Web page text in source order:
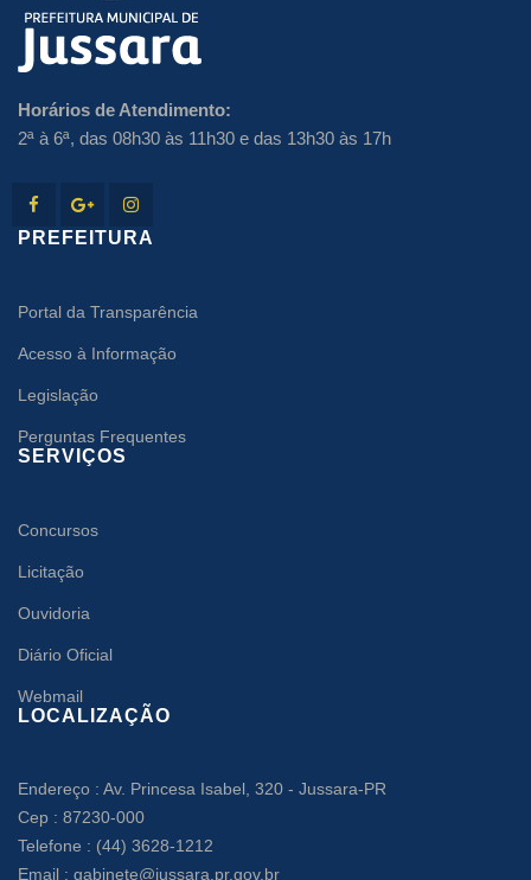
Horários de Atendimento:
2ª à 6ª, das 08h30 às 11h30 e das 13h30 às 17h
PREFEITURA
Portal da Transparência
Acesso à Informação
Legislação
Perguntas Frequentes
SERVIÇOS
Concursos
Licitação
Ouvidoria
Diário Oficial
Webmail
LOCALIZAÇÃO
Endereço : Av. Princesa Isabel, 320 - Jussara-PR
Cep : 87230-000
Telefone : (44) 3628-1212
Email : gabinete@jussara.pr.gov.br